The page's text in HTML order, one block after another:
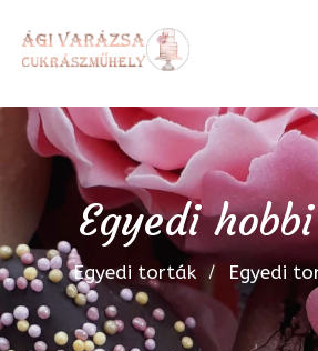
Egyedi
Egyedi torták Egyedi